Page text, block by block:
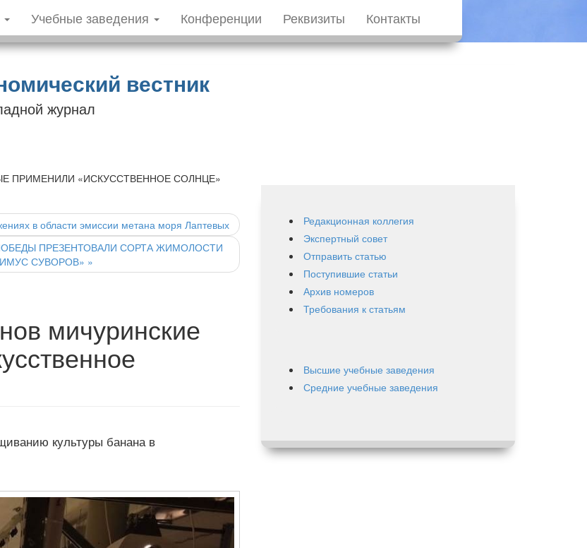
Учебные заведения Конференции Реквизиты Контакты
вестник
журнал
ПРИМЕНИЛИ «ИСКУССТВЕННОЕ СОЛНЦЕ»
в области эмиссии метана моря Лаптевых
ПРЕЗЕНТОВАЛИ СОРТА ЖИМОЛОСТИ
СУВОРОВ» »
мичуринские
культуры банана в
Редакционная коллегия
Экспертный совет
Отправить статью
Поступившие статьи
Архив номеров
Требования к статьям
Высшие учебные заведения
Средние учебные заведения